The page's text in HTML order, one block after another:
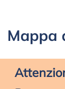
Mappa